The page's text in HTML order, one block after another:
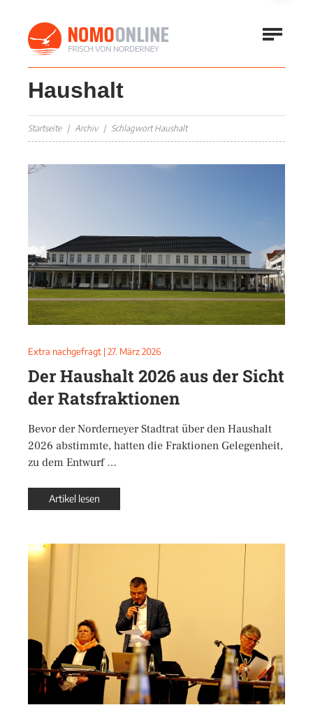
Haushalt
Startseite Archiv Schlagwort Haushalt
Extra nachgefragt | 27. März 2026
Der Haushalt 2026 aus der Sicht
der Ratsfraktionen
Bevor der Norderneyer Stadtrat über den Haushalt
2026 abstimmte, hatten die Fraktionen Gelegenheit,
zu dem Entwurf …
Artikel lesen